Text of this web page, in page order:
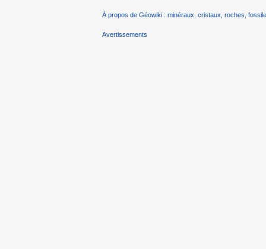
À propos de Géowiki : minéraux, cristaux, roches,
Avertissements